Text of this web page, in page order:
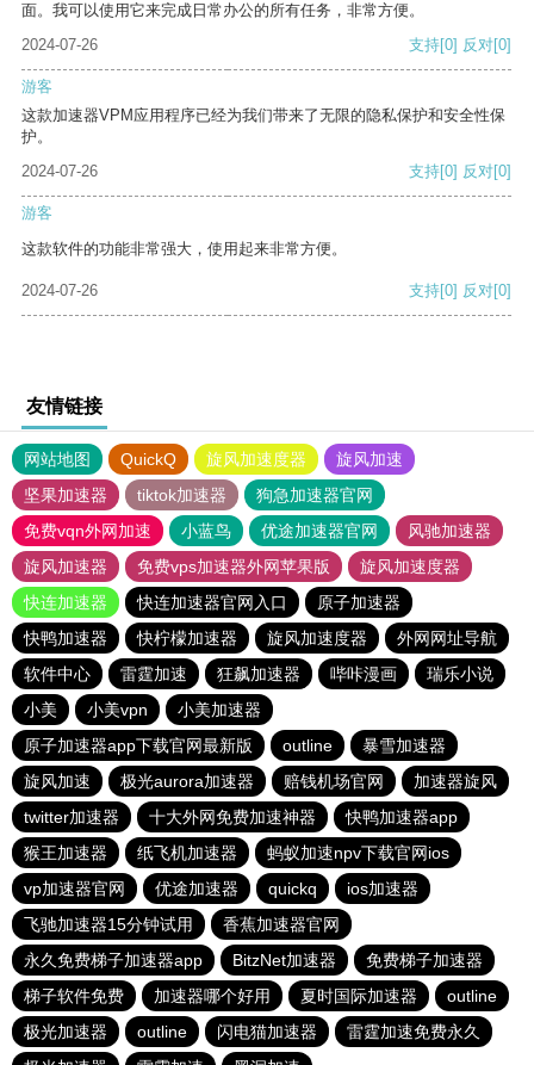
面。我可以使用它来完成日常办公的所有任务，非常方便。
2024-07-26
支持[0] 反对[0]
游客
这款加速器VPM应用程序已经为我们带来了无限的隐私保护和安全性保
护。
2024-07-26
支持[0] 反对[0]
游客
这款软件的功能非常强大，使用起来非常方便。
2024-07-26 支持[0] 反对[0]
友情链接
网站地图 QuickQ 旋风加速度器
旋风加速
坚果加速器
tiktok加速器
狗急加速器官网
免费vqn外网加速
小蓝鸟 优途加速器官网
风驰加速器
旋风加速器
免费vps加速器外网苹果版
旋风加速度器
快连加速器
快连加速器官网入口
原子加速器
快鸭加速器
快柠檬加速器 旋风加速度器
外网网址导航
软件中心
雷霆加速 狂飙加速器 哔咔漫画
瑞乐小说
小美
小美vpn
小美加速器
原子加速器app下载官网最新版
outline
暴雪加速器
旋风加速
极光aurora加速器 赔钱机场官网
加速器旋风
twitter加速器
十大外网免费加速神器
快鸭加速器app
猴王加速器
纸飞机加速器
蚂蚁加速npv下载官网ios
vp加速器官网
优途加速器 quickq
ios加速器
飞驰加速器15分钟试用
香蕉加速器官网
永久免费梯子加速器app
BitzNet加速器
免费梯子加速器
梯子软件免费
加速器哪个好用 夏时国际加速器
outline
极光加速器
outline 闪电猫加速器
雷霆加速免费永久